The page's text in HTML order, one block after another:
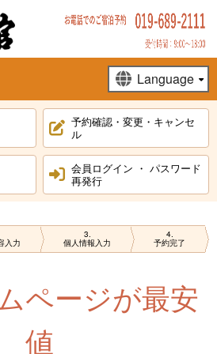
予約確認・変更・キャンセ
ル
会員ログイン ・ パスワード
再発行
入力
3
個人情報入力
4
予約完了
ページが最安
値